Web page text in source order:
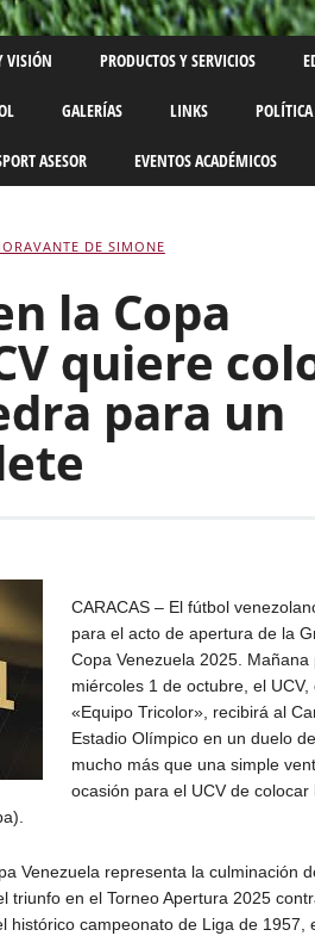
VISIÓN PRODUCTOS Y SERVICIOS
GALERÍAS LINKS
ASESOR EVENTOS ACADÉMICOS
DE SIMONE
la Copa
quiere
para un
CARACAS – El fútbol
para el acto de apertura de la
Copa Venezuela 2025. Mañana
miércoles 1 de octubre, el
«Equipo Tricolor», recibirá al
Estadio Olímpico en un duelo
mucho más que una simple
ocasión para el UCV de colocar
Venezuela representa la culminación
triunfo en el Torneo Apertura 2025
histórico campeonato de Liga de 1957,